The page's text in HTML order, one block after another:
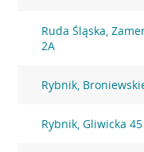
Ruda Śląska,
2A
Rybnik,
Rybnik, Gliwicka 45